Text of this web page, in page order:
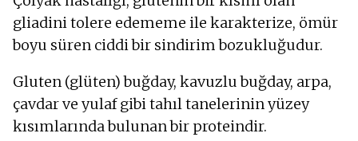
Diş ağrısı
Maneviyat
İshal
Döküntü
Dişler kıpırdıyor
Kırılgan tırnaklar - onychoschizia
Kırılgan saçlar
gliadini tolere edememe ile karakterize, ömür
boyu süren ciddi bir sindirim bozukluğudur.
Gluten (glüten) buğday, kavuzlu buğday, arpa,
çavdar ve yulaf gibi tahıl tanelerinin yüzey
kısımlarında bulunan bir proteindir.